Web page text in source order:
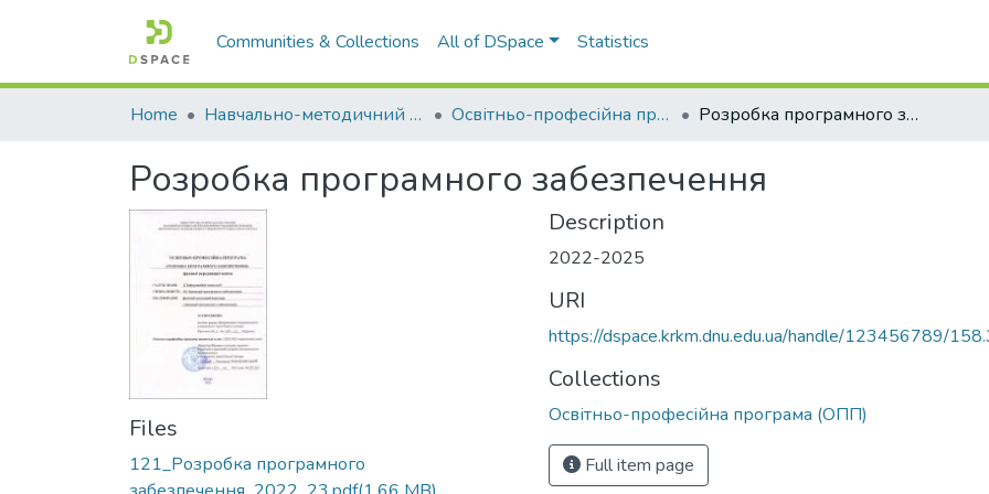
Communities & Collections All of DSpace Statistics
Home Навчально-методичний кабінет Освітньо-професійна програма (ОПП) Розробка програмного забезпечення
Розробка програмного забезпечення
Files
121_Розробка програмного
Description
2022-2025
URI
https://dspace.krkm.dnu.edu.ua/handle/123456789/
Collections
Освітньо-професійна програма (ОПП)
Full item page